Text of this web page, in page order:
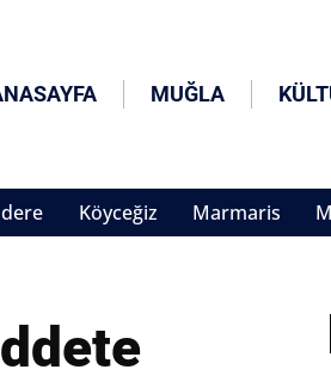
MUĞLA
Köyceğiz Marmaris